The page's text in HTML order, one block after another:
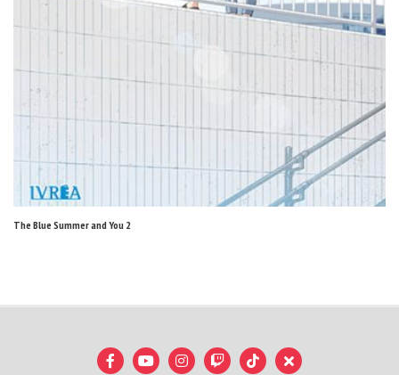
The Blue Summer and You 2